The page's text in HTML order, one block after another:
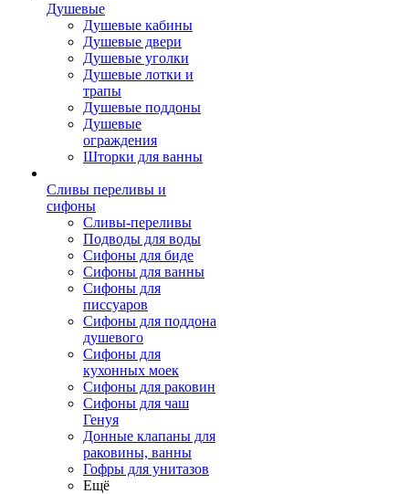
Душевые
Душевые кабины
Душевые двери
Душевые уголки
Душевые лотки и
трапы
Душевые поддоны
Душевые
ограждения
Шторки для ванны
Сливы переливы и
сифоны
Сливы-переливы
Подводы для воды
Сифоны для биде
Сифоны для ванны
Сифоны для
писсуаров
Сифоны для поддона
душевого
Сифоны для
кухонных моек
Сифоны для раковин
Сифоны для чаш
Генуя
Донные клапаны для
раковины, ванны
Гофры для унитазов
Ещё